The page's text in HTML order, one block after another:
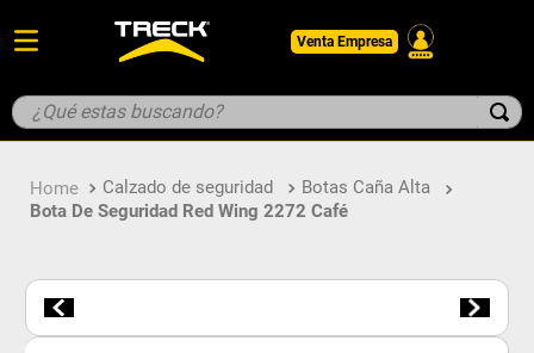
Venta Empresa
¿Qué estas buscando?
Calzado de seguridad
Botas Caña Alta
Bota De Seguridad Red Wing 2272 Café
1. botin